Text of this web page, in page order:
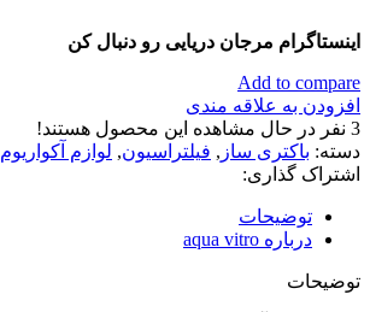
اینستاگرام مرجان دریایی رو دنبال کن
Add to compare
افزودن به علاقه مندی
3 نفر در حال مشاهده این محصول هستند!
دسته: باکتری ساز , فیلتراسیون, لوازم آکواریوم
اشتراک گذاری:
توضیحات
درباره aqua vitro
توضیحات